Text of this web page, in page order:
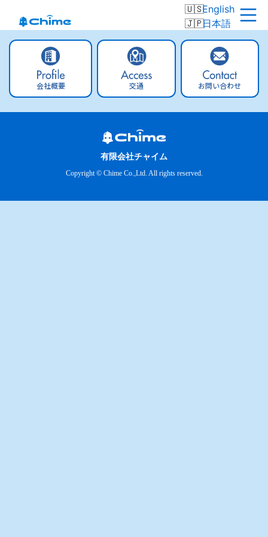
English
日本語
会社概要 交通 お問い合わせ
有限会社チャイム
Copyright © Chime Co.,Ltd. All rights reserved.